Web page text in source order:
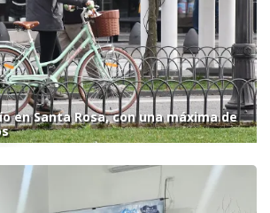
en Santa Rosa, con una máxima de